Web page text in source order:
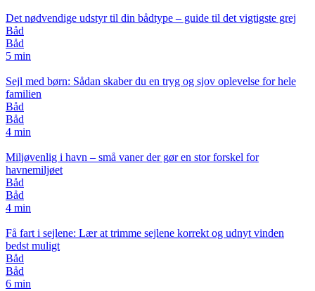
Det nødvendige udstyr til din bådtype – guide til det vigtigste grej
Båd
Båd
5 min
Sejl med børn: Sådan skaber du en tryg og sjov oplevelse for hele
familien
Båd
Båd
4 min
Miljøvenlig i havn – små vaner der gør en stor forskel for
havnemiljøet
Båd
Båd
4 min
Få fart i sejlene: Lær at trimme sejlene korrekt og udnyt vinden
bedst muligt
Båd
Båd
6 min